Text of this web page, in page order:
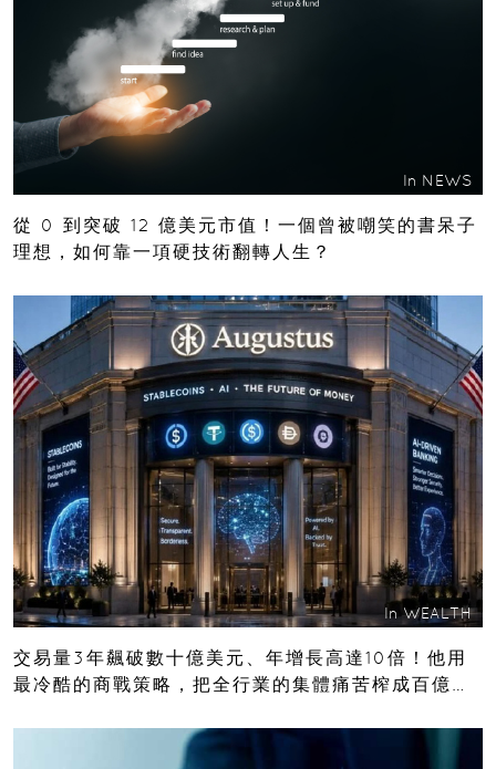
In NEWS
從 0 到突破 12 億美元市值！一個曾被嘲笑的書呆子
理想，如何靠一項硬技術翻轉人生？
In WEALTH
交易量3年飆破數十億美元、年增長高達10倍！他用
最冷酷的商戰策略，把全行業的集體痛苦榨成百億金